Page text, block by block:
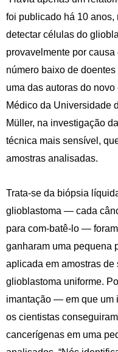
foi publicado há 10 anos,
detectar células do
provavelmente por
número baixo de
uma das autoras do
Médico da Universidade
Müller, na investigação
técnica mais sensível,
amostras analisadas.
Trata-se da biópsia
glioblastoma — cada
para com-batê-lo —
ganharam uma pequena
aplicada em amostras
glioblastoma uniforme.
imantação — em que um
os cientistas
cancerígenas em uma